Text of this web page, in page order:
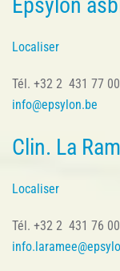
Localiser
Tél. +32 2 431 77 00
info@epsylon.be
Clin. La
Localiser
Tél. +32 2 431 76 00